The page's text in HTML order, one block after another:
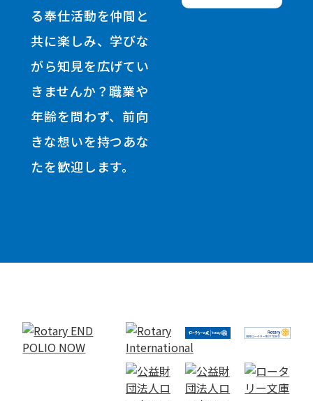
る奉仕活動を仲間と
共に楽しみ、学びな
がら知見を広げてい
きませんか？職業や
年齢を問わず、前向
きな想いを持つあな
たを歓迎します。